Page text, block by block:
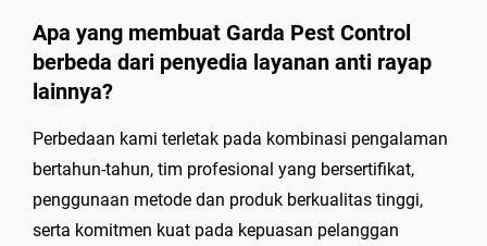
Apa yang membuat Garda Pest Control
berbeda dari penyedia layanan anti rayap
lainnya?
Perbedaan kami terletak pada kombinasi pengalaman
bertahun-tahun, tim profesional yang bersertifikat,
penggunaan metode dan produk berkualitas tinggi,
serta komitmen kuat pada kepuasan pelanggan